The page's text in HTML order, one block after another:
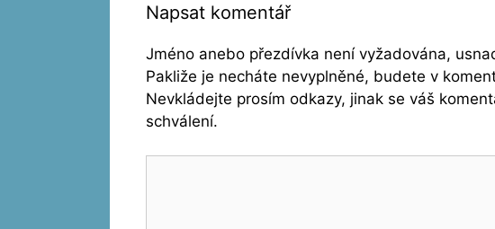
Napsat komentář
Jméno anebo přezdívka není vyžadována,
Pakliže je necháte nevyplněné, budete v
Nevkládejte prosím odkazy, jinak se váš
schválení.